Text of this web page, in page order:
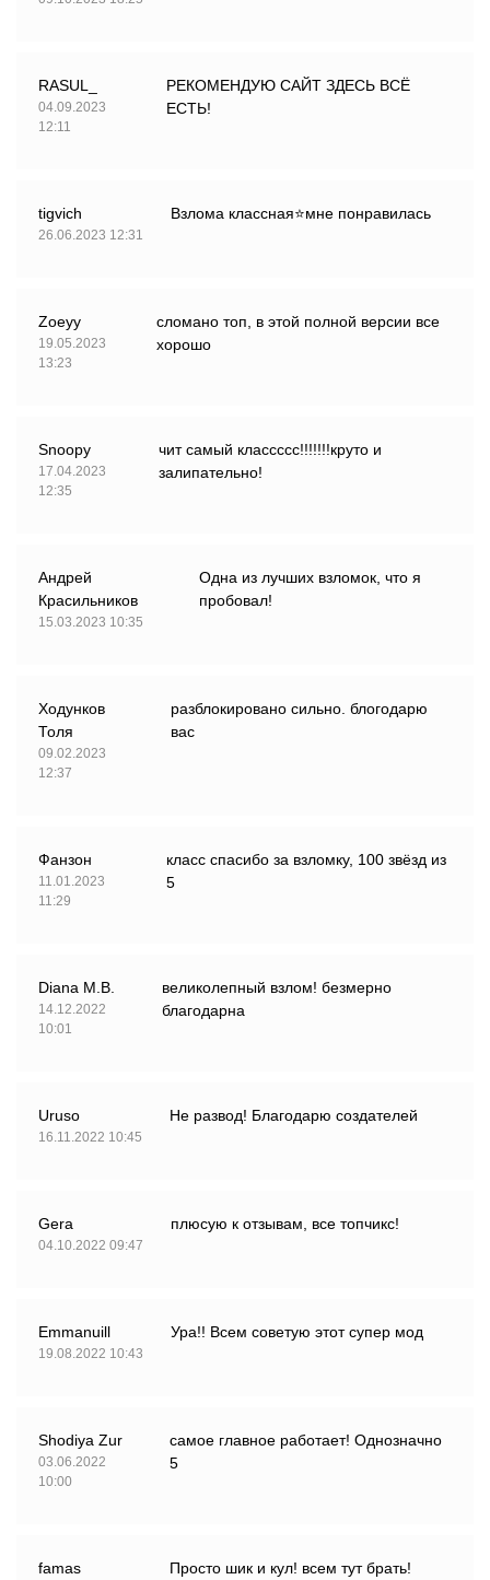
RASUL_
04.09.2023
12:11
РЕКОМЕНДУЮ САЙТ ЗДЕСЬ ВСЁ
ЕСТЬ!
tigvich
26.06.2023 12:31
Взлома классная⭐мне понравилась
Zoeyy
19.05.2023
13:23
сломано топ, в этой полной версии все
хорошо
Snoopy
17.04.2023
12:35
чит самый классссс!!!!!!!круто и
залипательно!
Андрей
Красильников
15.03.2023 10:35
Одна из лучших взломок, что я
пробовал!
Ходунков
Толя
09.02.2023
12:37
разблокировано сильно. блогодарю
вас
Фанзон
11.01.2023
11:29
класс спасибо за взломку, 100 звёзд из
5
Diana M.B.
14.12.2022
10:01
великолепный взлом! безмерно
благодарна
Uruso
16.11.2022 10:45
Не развод! Благодарю создателей
Gera
04.10.2022 09:47
плюсую к отзывам, все топчикс!
Emmanuill
19.08.2022 10:43
Ура!! Всем советую этот супер мод
Shodiya Zur
03.06.2022
10:00
самое главное работает! Однозначно
5
famas Просто шик и кул! всем тут брать!